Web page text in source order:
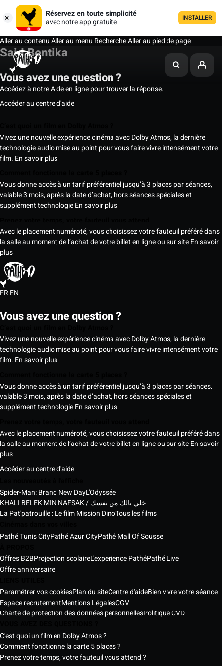
Réservez en toute simplicité
avec notre app gratuite
INSTALLER
Aller au contenuAller au menu RechercheAller au pied de page
Said Bentika
Vous avez une question ?
Accédez à notre Aide en ligne pour trouver la réponse.
Accéder au centre d'aide
Vivez une nouvelle expérience cinéma avec Dolby Atmos, la dernière
technologie audio mise au point pour vous faire vivre intensément votre
film. En savoir plus
Vous donne accès à un tarif préférentiel jusqu’à 3 places par séances,
valable 3 mois, après la date d’achat, hors séances spéciales et
supplément technologieEn savoir plus
Avec le placement numéroté, vous choisissez votre fauteuil préféré dans
la salle au moment de l’achat de votre billet en ligne ou sur siteEn savoir
plus
FREN
Vous avez une question ?
Vivez une nouvelle expérience cinéma avec Dolby Atmos, la dernière
technologie audio mise au point pour vous faire vivre intensément votre
film. En savoir plus
Vous donne accès à un tarif préférentiel jusqu’à 3 places par séances,
valable 3 mois, après la date d’achat, hors séances spéciales et
supplément technologieEn savoir plus
Avec le placement numéroté, vous choisissez votre fauteuil préféré dans
la salle au moment de l’achat de votre billet en ligne ou sur siteEn savoir
plus
Accéder au centre d'aide
Spider-Man: Brand New DayL'Odyssée
KHALI BELEK MIN NAFSAK / خلي بالك من نفسك
La Pat'patrouille : Le film Mission DinoTous les films
Pathé Tunis CityPathé Azur CityPathé Mall Of Sousse
Offres B2BProjection scolaireL'experience PathéPathé Live
Offre anniversaire
Paramétrer vos cookiesPlan du siteCentre d'aideBien vivre votre séance
Espace recrutementMentions LégalesCGV
Charte de protection des données personnellesPolitique CVD
C'est quoi un film en Dolby Atmos ?
Comment fonctionne la carte 5 places ?
Prenez votre temps, votre fauteuil vous attend ?